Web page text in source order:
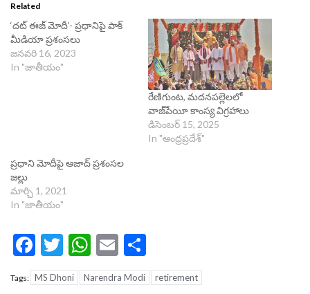
Related
‘దట్​ ఈజ్​ మోదీ’- ప్రధానిపై పాక్​
మీడియా ప్రశంసలు
జనవరి 16, 2023
In "జాతీయం"
రేణిగుంట, మదనపల్లెలలో
వాజ్‌పేయీ కాంస్య విగ్రహాలు
డిసెంబర్ 15, 2025
In "ఆంధ్రప్రదేశ్"
ప్రధాని మోదీపై ఆజాద్ ప్రశంసల
జల్లు
మార్చి 1, 2021
In "జాతీయం"
Facebook
Twitter
WhatsApp
Email
Tags: MS Dhoni Narendra Modi retirement